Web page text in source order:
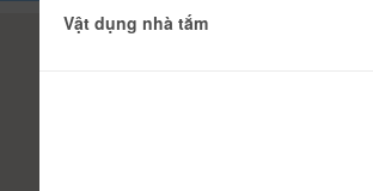
Vật dụng nhà tắm